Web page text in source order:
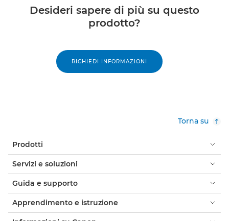
Desideri sapere di più su questo
prodotto?
RICHIEDI INFORMAZIONI
Torna su
Prodotti
Servizi e soluzioni
Guida e supporto
Apprendimento e istruzione